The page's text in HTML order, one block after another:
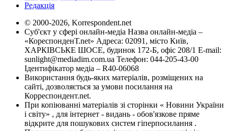
Редакція
© 2000-2026, Korrespondent.net
Суб'єкт у сфері онлайн-медіа Назва онлайн-медіа –
«КореспонденТ.net» Адреса: 02091, місто Київ,
ХАРКІВСЬКЕ ШОСЕ, будинок 172-Б, офіс 208/1 E-mail:
sunlight@mediadim.com.ua Телефон: 044-205-43-00
Ідентифікатор медіа – R40-06068
Використання будь-яких матеріалів, розміщених на
сайті, дозволяється за умови посилання на
Корреспондент.net.
При копіюванні матеріалів зі сторінки « Новини України
і світу» , для інтернет - видань - обов'язкове пряме
відкрите для пошукових систем гіперпосилання .